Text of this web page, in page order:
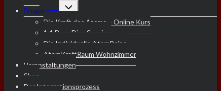
Programme
Untermenü
umschalten
Die Kraft des Atems – Online Kurs
1:1 DeepDive Session
Die Individuelle AtemReise
AtemKraftRaum Wohnzimmer
Veranstaltungen
Shop
Der Integrationsprozess